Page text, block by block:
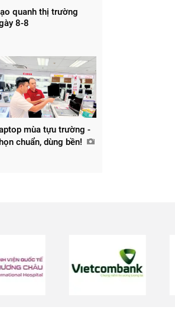
quanh thị trường
8-8
mùa tựu trường -
chuẩn, dùng bền!